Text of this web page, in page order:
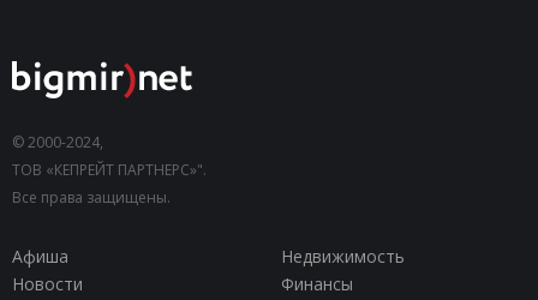
© 2000-2024,
ТОВ «КЕПРЕЙТ ПАРТНЕРС»".
Все права защищены.
Афиша
Недвижимость
Новости
Финансы